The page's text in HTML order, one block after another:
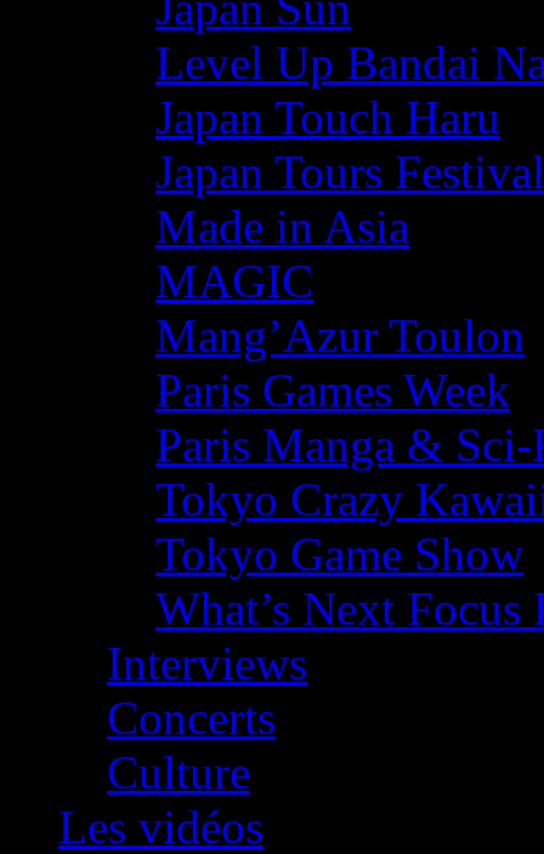
Level Up Bandai
Japan Touch Haru
Japan Tours Festival
Made in Asia
MAGIC
Mang’Azur Toulon
Paris Games Week
Paris Manga &
Tokyo Crazy
Tokyo Game Show
What’s Next
Interviews
Concerts
Culture
Les vidéos